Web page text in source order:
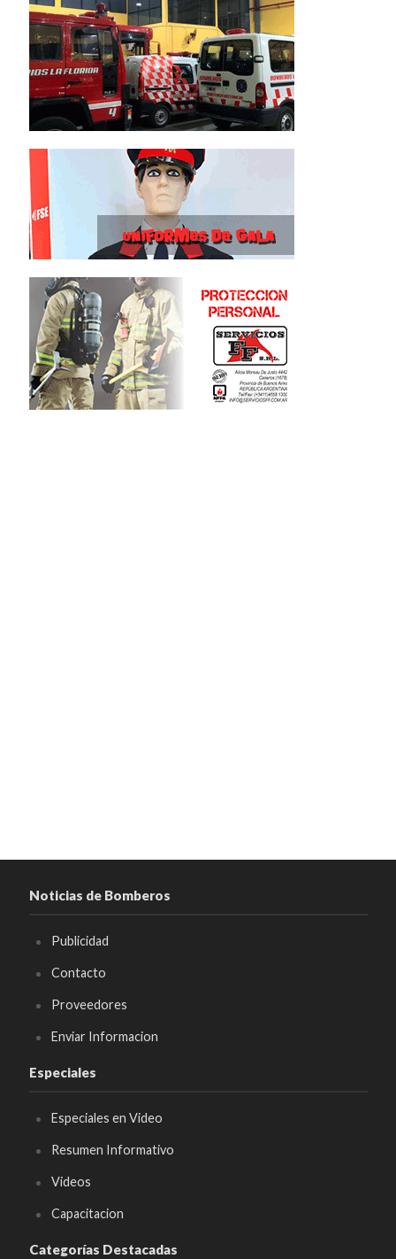
Noticias de Bomberos
Publicidad
Contacto
Proveedores
Enviar Informacion
Especiales
Especiales en Video
Resumen Informativo
Videos
Capacitacion
Categorías Destacadas